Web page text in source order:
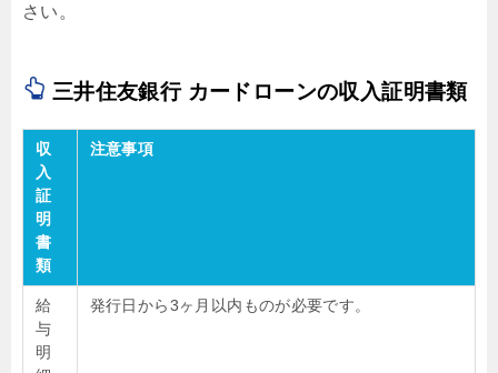
さい。
三井住友銀行 カードローンの収入証明書類
収
入
証
明
書
類
注意事項
給
与
明
発行日から3ヶ月以内ものが必要です。